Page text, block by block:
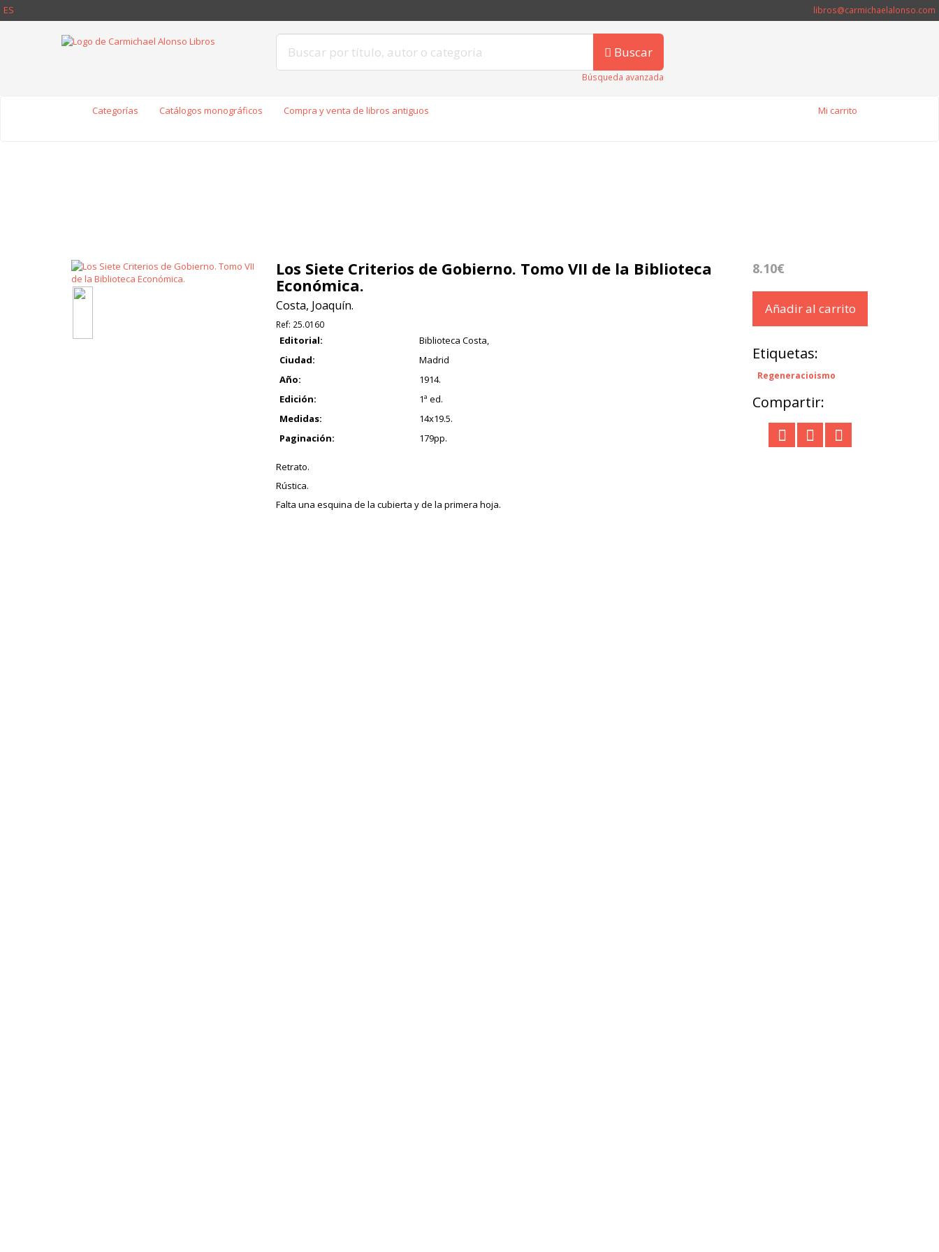
ES libros@carmichaelalonso.com
Buscar
Búsqueda avanzada
Categorías Catálogos monográficos Compra y venta de libros antiguos Mi carrito
Los Siete Criterios de Gobierno. Tomo VII de la Biblioteca
Económica.
Costa, Joaquín.
Ref: 25.0160
Editorial:
Biblioteca Costa,
Ciudad:
Madrid
Año:
1914.
Edición:
1ª ed.
Medidas:
14x19.5.
Paginación:
179pp.
Retrato.
Rústica.
Falta una esquina de la cubierta y de la primera hoja.
8.10€
Añadir al carrito
Etiquetas:
Regeneracioismo
Compartir: